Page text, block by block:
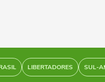
LIBERTADORES SUL-